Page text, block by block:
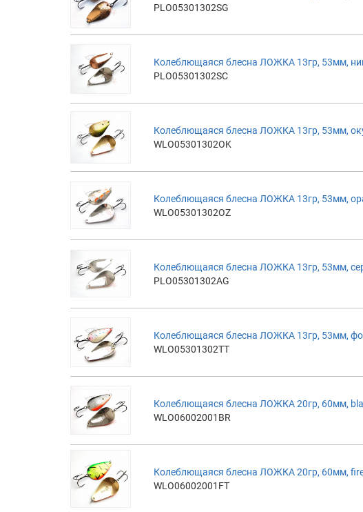
PLO05301302SG
Колеблющаяся блесна ЛОЖКА 13гр, 53мм,
PLO05301302SC
Колеблющаяся блесна ЛОЖКА 13гр, 53мм,
WLO05301302OK
Колеблющаяся блесна ЛОЖКА 13гр, 53мм,
WLO05301302OZ
Колеблющаяся блесна ЛОЖКА 13гр, 53мм,
PLO05301302AG
Колеблющаяся блесна ЛОЖКА 13гр, 53мм,
WLO05301302TT
Колеблющаяся блесна ЛОЖКА 20гр, 60мм,
WLO06002001BR
Колеблющаяся блесна ЛОЖКА 20гр, 60мм,
WLO06002001FT